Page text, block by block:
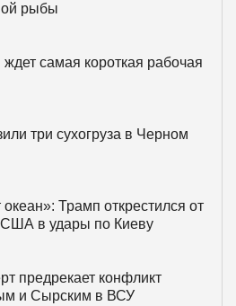
рыбы
ждет самая короткая рабочая
три сухогруза в Черном
Трамп открестился от
США в удары по Киеву
предрекает конфликт
и Сырским в ВСУ